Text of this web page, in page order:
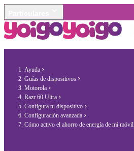
Ayuda
Guías de dispositivos
Motorola
Razr 60 Ultra
Configura tu dispositivo
Configuración avanzada
Cómo activo el ahorro de energía de mi móvil